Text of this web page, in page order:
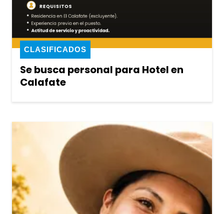
Se busca personal para Hotel en
Calafate
CLASIFICADOS